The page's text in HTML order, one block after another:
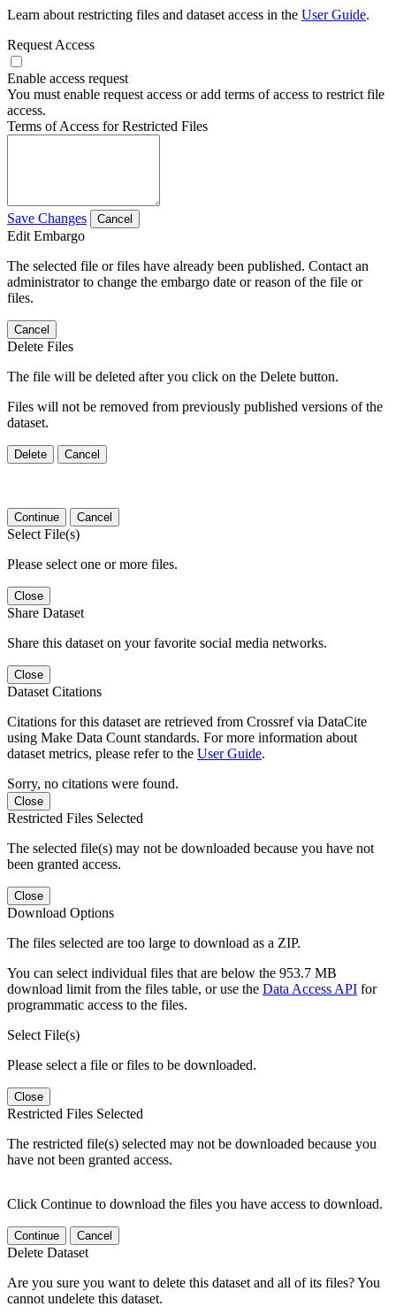
Learn about restricting files and dataset access in the User Guide.
Request Access
Enable access request
You must enable request access or add terms of access to restrict file
access.
Terms of Access for Restricted Files
Save Changes Cancel
Edit Embargo
The selected file or files have already been published. Contact an
administrator to change the embargo date or reason of the file or
files.
Cancel
Delete Files
The file will be deleted after you click on the Delete button.
Files will not be removed from previously published versions of the
dataset.
Delete Cancel
Continue Cancel
Select File(s)
Please select one or more files.
Close
Share Dataset
Share this dataset on your favorite social media networks.
Close
Dataset Citations
Citations for this dataset are retrieved from Crossref via DataCite
using Make Data Count standards. For more information about
dataset metrics, please refer to the User Guide.
Sorry, no citations were found.
Close
Restricted Files Selected
The selected file(s) may not be downloaded because you have not
been granted access.
Close
Download Options
The files selected are too large to download as a ZIP.
You can select individual files that are below the 953.7 MB
download limit from the files table, or use the Data Access API for
programmatic access to the files.
Select File(s)
Please select a file or files to be downloaded.
Close
Restricted Files Selected
The restricted file(s) selected may not be downloaded because you
have not been granted access.
Click Continue to download the files you have access to download.
Continue Cancel
Delete Dataset
Are you sure you want to delete this dataset and all of its files? You
cannot undelete this dataset.